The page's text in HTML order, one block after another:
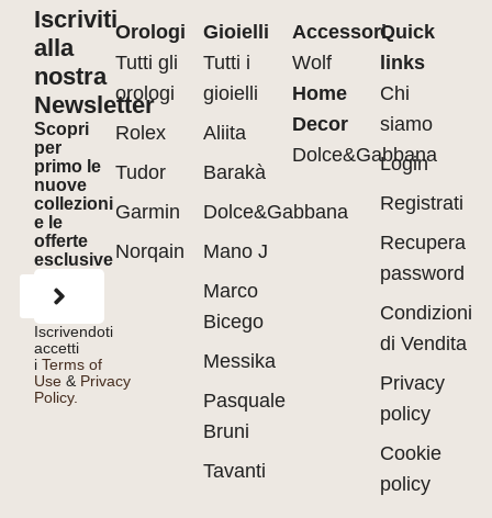
Iscriviti
alla
nostra
Newsletter
Scopri
per
primo le
nuove
collezioni
e le
offerte
esclusive
Iscrivendoti
accetti
iTerms of
Use & Privacy
Policy.
Orologi
Tutti gli
orologi
Rolex
Tudor
Garmin
Norqain
Gioielli
Tutti i
gioielli
Aliita
Barakà
Dolce&Gabbana
Mano J
Marco
Bicego
Messika
Pasquale
Bruni
Tavanti
Accessori
Wolf
Home
Decor
Dolce&Gabbana
Quick
links
Chi
siamo
Login
Registrati
Recupera
password
Condizioni
di Vendita
Privacy
policy
Cookie
policy